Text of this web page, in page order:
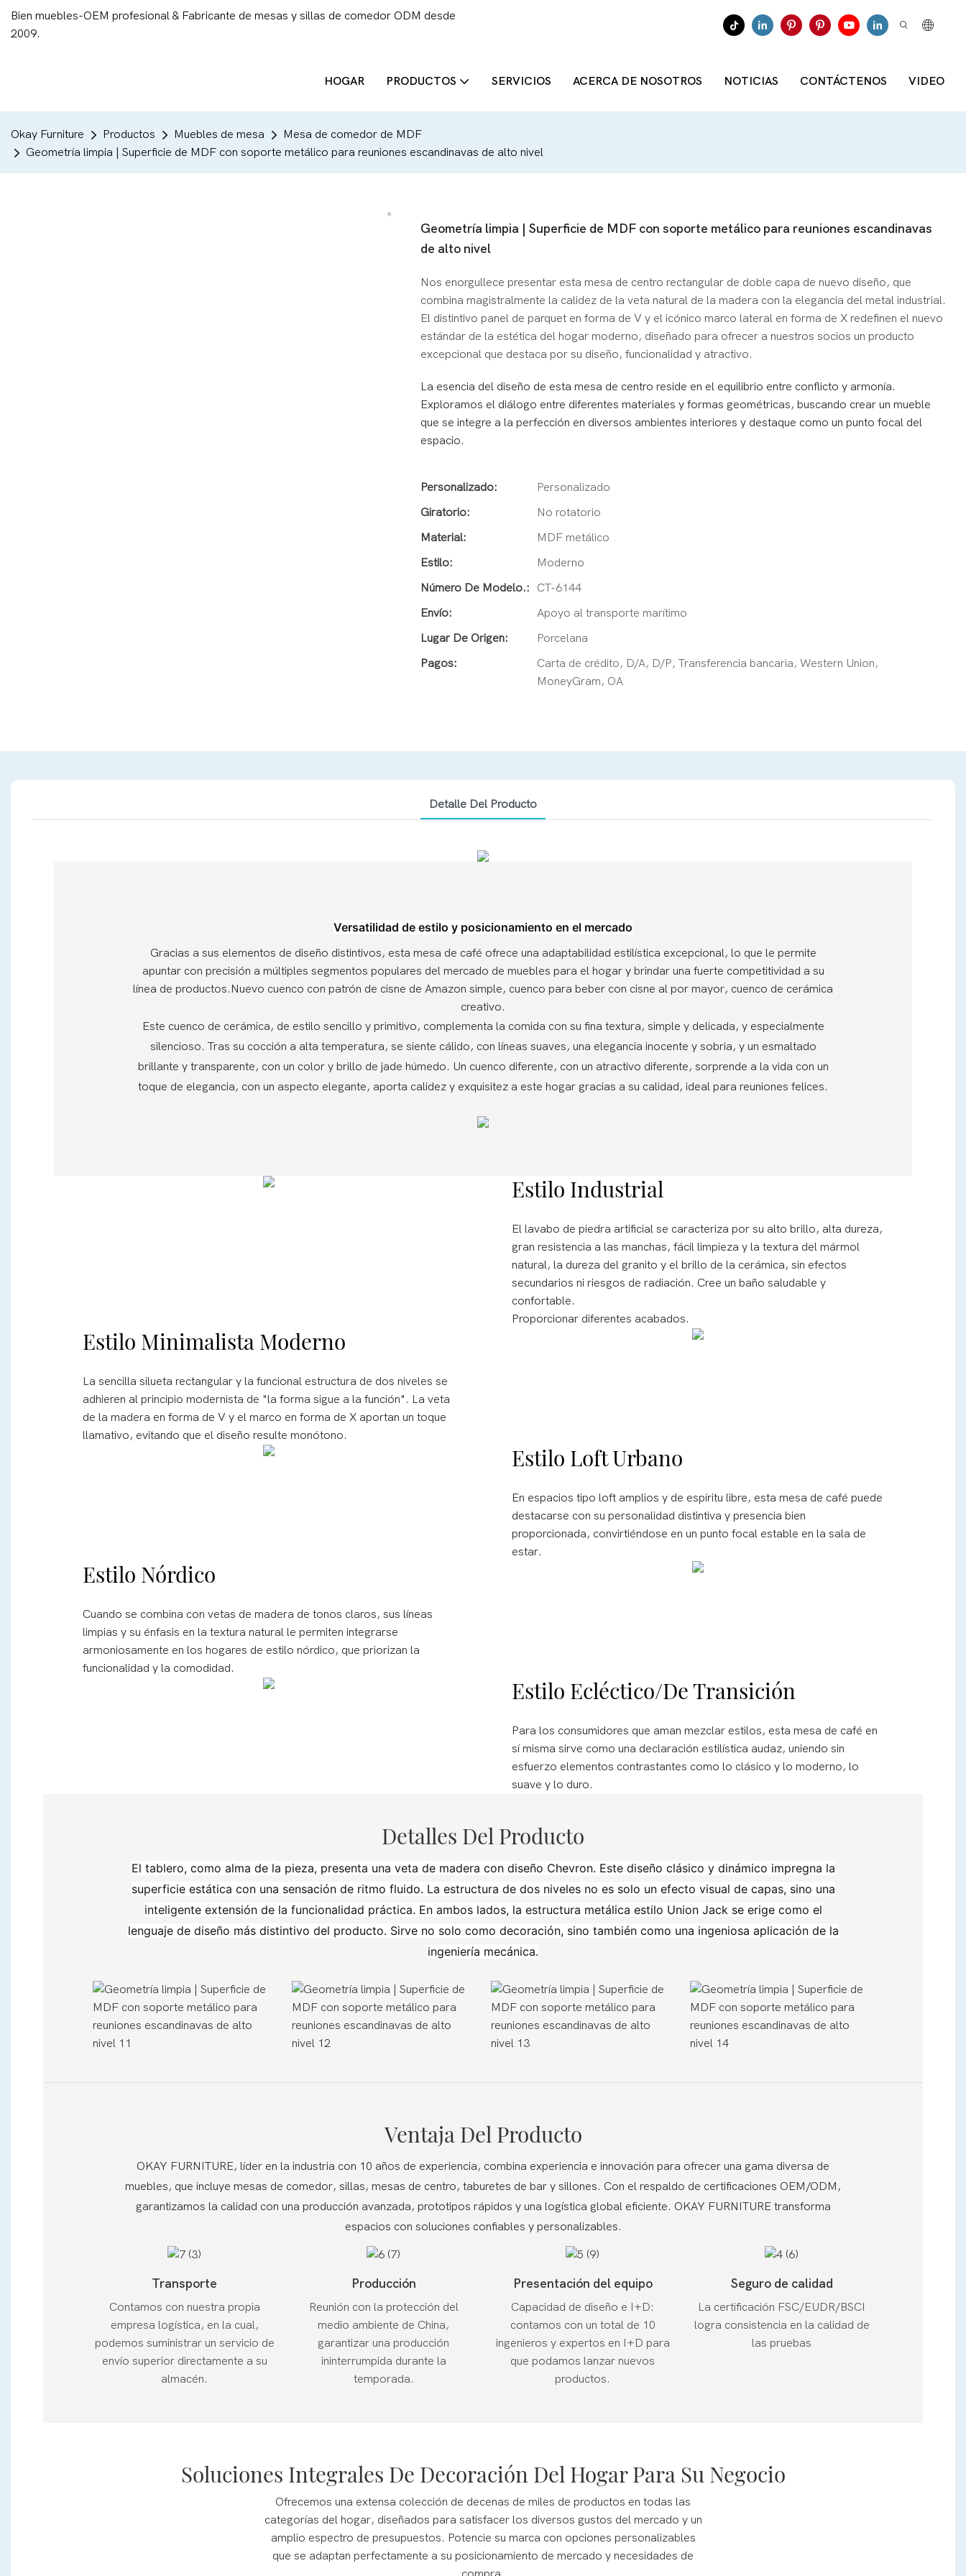
Bien muebles-OEM profesional & Fabricante de mesas y sillas de comedor ODM desde
2009.
HOGAR PRODUCTOS SERVICIOS ACERCA DE NOSOTROS NOTICIAS CONTÁCTENOS VIDEO
Okay Furniture Productos Muebles de mesa
Mesa de comedor de MDF
Geometría limpia | Superficie de MDF con soporte metálico para reuniones escandinavas de alto nivel
Geometría limpia | Superficie de MDF con soporte metálico para reuniones escandinavas
de alto nivel
Nos enorgullece presentar esta mesa de centro rectangular de doble capa de nuevo diseño, que
combina magistralmente la calidez de la veta natural de la madera con la elegancia del metal industrial.
El distintivo panel de parquet en forma de V y el icónico marco lateral en forma de X redefinen el nuevo
estándar de la estética del hogar moderno, diseñado para ofrecer a nuestros socios un producto
excepcional que destaca por su diseño, funcionalidad y atractivo.
La esencia del diseño de esta mesa de centro reside en el equilibrio entre conflicto y armonía.
Exploramos el diálogo entre diferentes materiales y formas geométricas, buscando crear un mueble
que se integre a la perfección en diversos ambientes interiores y destaque como un punto focal del
espacio.
Personalizado:
Personalizado
Giratorio:
No rotatorio
Material:
MDF metálico
Estilo:
Moderno
Número De Modelo.:
CT-6144
Envío:
Apoyo al transporte marítimo
Lugar De Origen:
Porcelana
Pagos:
Carta de crédito, D/A, D/P, Transferencia bancaria, Western Union,
MoneyGram, OA
Detalle Del Producto
Versatilidad de estilo y posicionamiento en el mercado
Gracias a sus elementos de diseño distintivos, esta mesa de café ofrece una adaptabilidad estilística excepcional, lo que le permite
apuntar con precisión a múltiples segmentos populares del mercado de muebles para el hogar y brindar una fuerte competitividad a su
línea de productos.Nuevo cuenco con patrón de cisne de Amazon simple, cuenco para beber con cisne al por mayor, cuenco de cerámica
creativo.
Este cuenco de cerámica, de estilo sencillo y primitivo, complementa la comida con su fina textura, simple y delicada, y especialmente
silencioso. Tras su cocción a alta temperatura, se siente cálido, con líneas suaves, una elegancia inocente y sobria, y un esmaltado
brillante y transparente, con un color y brillo de jade húmedo. Un cuenco diferente, con un atractivo diferente, sorprende a la vida con un
toque de elegancia, con un aspecto elegante, aporta calidez y exquisitez a este hogar gracias a su calidad, ideal para reuniones felices.
Estilo Industrial
El lavabo de piedra artificial se caracteriza por su alto brillo, alta dureza,
gran resistencia a las manchas, fácil limpieza y la textura del mármol
natural, la dureza del granito y el brillo de la cerámica, sin efectos
secundarios ni riesgos de radiación. Cree un baño saludable y
confortable.
Proporcionar diferentes acabados.
Estilo Minimalista Moderno
La sencilla silueta rectangular y la funcional estructura de dos niveles se
adhieren al principio modernista de "la forma sigue a la función". La veta
de la madera en forma de V y el marco en forma de X aportan un toque
llamativo, evitando que el diseño resulte monótono.
Estilo Loft Urbano
En espacios tipo loft amplios y de espíritu libre, esta mesa de café puede
destacarse con su personalidad distintiva y presencia bien
proporcionada, convirtiéndose en un punto focal estable en la sala de
estar.
Estilo Nórdico
Cuando se combina con vetas de madera de tonos claros, sus líneas
limpias y su énfasis en la textura natural le permiten integrarse
armoniosamente en los hogares de estilo nórdico, que priorizan la
funcionalidad y la comodidad.
Estilo Ecléctico/de Transición
Para los consumidores que aman mezclar estilos, esta mesa de café en
sí misma sirve como una declaración estilística audaz, uniendo sin
esfuerzo elementos contrastantes como lo clásico y lo moderno, lo
suave y lo duro.
Detalles Del Producto
El tablero, como alma de la pieza, presenta una veta de madera con diseño Chevron. Este diseño clásico y dinámico impregna la
superficie estática con una sensación de ritmo fluido. La estructura de dos niveles no es solo un efecto visual de capas, sino una
inteligente extensión de la funcionalidad práctica. En ambos lados, la estructura metálica estilo Union Jack se erige como el
lenguaje de diseño más distintivo del producto. Sirve no solo como decoración, sino también como una ingeniosa aplicación de la
ingeniería mecánica.
Ventaja Del Producto
OKAY FURNITURE, líder en la industria con 10 años de experiencia, combina experiencia e innovación para ofrecer una gama diversa de
muebles, que incluye mesas de comedor, sillas, mesas de centro, taburetes de bar y sillones. Con el respaldo de certificaciones OEM/ODM,
garantizamos la calidad con una producción avanzada, prototipos rápidos y una logística global eficiente. OKAY FURNITURE transforma
espacios con soluciones confiables y personalizables.
Transporte
Contamos con nuestra propia
empresa logística, en la cual,
podemos suministrar un servicio de
envío superior directamente a su
almacén.
Producción
Reunión con la protección del
medio ambiente de China,
garantizar una producción
ininterrumpida durante la
temporada.
Presentación del equipo
Capacidad de diseño e I+D:
contamos con un total de 10
ingenieros y expertos en I+D para
que podamos lanzar nuevos
productos.
Seguro de calidad
La certificación FSC/EUDR/BSCI
logra consistencia en la calidad de
las pruebas
Soluciones Integrales De Decoración Del Hogar Para Su Negocio
Ofrecemos una extensa colección de decenas de miles de productos en todas las
categorías del hogar, diseñados para satisfacer los diversos gustos del mercado y un
amplio espectro de presupuestos. Potencie su marca con opciones personalizables
que se adaptan perfectamente a su posicionamiento de mercado y necesidades de